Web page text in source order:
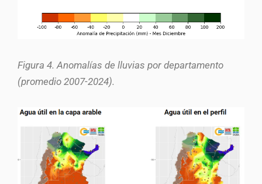
Figura 4. Anomalías de lluvias por departamento
(promedio 2007-2024).